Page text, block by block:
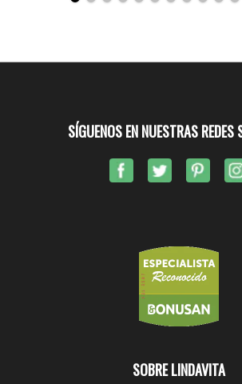
SOBRE LINDAVITA
SÍGUENOS EN NUESTRAS REDES